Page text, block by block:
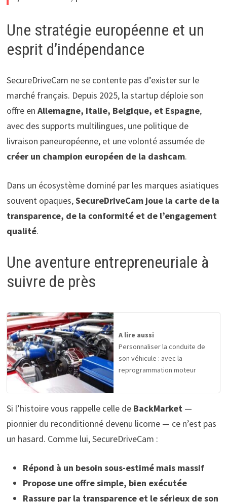
Une stratégie européenne et un
esprit d’indépendance
SecureDriveCam ne se contente pas d’exister sur le
marché français. Depuis 2025, la startup déploie son
offre en Allemagne, Italie, Belgique, et Espagne,
avec des supports multilingues, une politique de
livraison paneuropéenne, et une volonté assumée de
créer un champion européen de la dashcam.
Dans un écosystème dominé par les marques asiatiques
souvent opaques,SecureDriveCam joue la carte de la
transparence, de la conformité et de l’engagement
qualité.
Une aventure entrepreneuriale à
suivre de près
A lire aussi
Personnaliser la conduite de
son véhicule : avec la
reprogrammation moteur
Si l’histoire vous rappelle celle de BackMarket—
pionnier du reconditionné devenu licorne — ce n’est pas
un hasard. Comme lui, SecureDriveCam :
Répond à un besoin sous-estimé mais massif
Propose une offre simple, bien exécutée
Rassure par la transparence et le sérieux de son